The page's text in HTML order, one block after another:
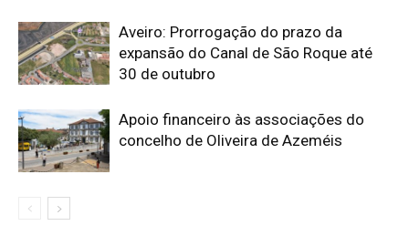
Aveiro: Prorrogação do prazo da
expansão do Canal de São Roque até
30 de outubro
Apoio financeiro às associações do
concelho de Oliveira de Azeméis